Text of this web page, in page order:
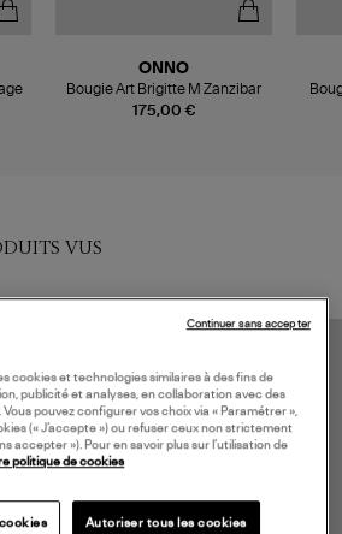
175,00 €
ONNO
Bougie Art Brigitte M Zanzibar
VUS
cookies et technologies similaires à des fins de
publicité et analyses, en collaboration avec des
pouvez configurer vos choix via « Paramétrer »,
(« J’accepte ») ou refuser ceux non strictement
accepter »). Pour en savoir plus sur l’utilisation de
politique de cookies
Autoriser tous les cookies
Continuer sans accepter